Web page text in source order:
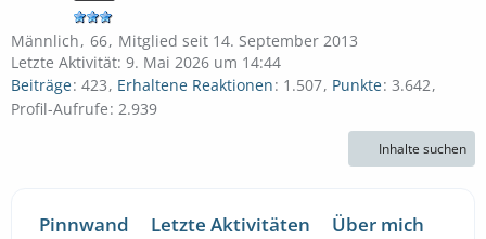
Männlich 66 Mitglied seit 14. September 2013
Letzte Aktivität: 9. Mai 2026 um 14:44
Beiträge 423 Erhaltene Reaktionen 1.507 Punkte 3.642
Profil-Aufrufe 2.939
Inhalte suchen
Pinnwand Letzte Aktivitäten Über mich